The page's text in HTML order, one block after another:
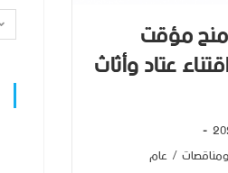
مؤقت
عتاد وأثاث
/عام